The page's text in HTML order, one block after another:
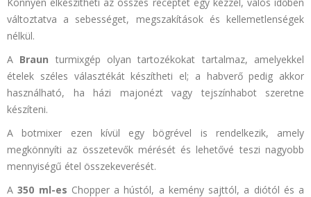
változtatva a sebességet, megszakítások és kellemetlenségek
nélkül.
A Braun turmixgép olyan tartozékokat tartalmaz, amelyekkel
ételek széles választékát készítheti el; a habverő pedig akkor
használható, ha házi majonézt vagy tejszínhabot szeretne
készíteni.
A botmixer ezen kívül egy bögrével is rendelkezik, amely
megkönnyíti az összetevők mérését és lehetővé teszi nagyobb
mennyiségű étel összekeverését.
A350 ml-es Chopper a hústól, a kemény sajttól, a diótól és a